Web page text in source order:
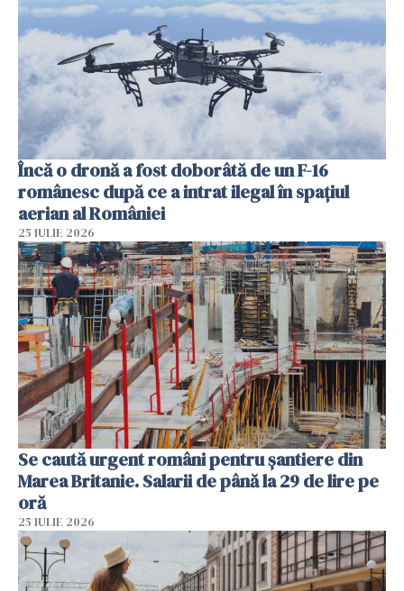
Încă o dronă a fost doborâtă de un F-16
românesc după ce a intrat ilegal în spațiul
aerian al României
25 IULIE 2026
Se caută urgent români pentru șantiere din
Marea Britanie. Salarii de până la 29 de lire pe
oră
25 IULIE 2026